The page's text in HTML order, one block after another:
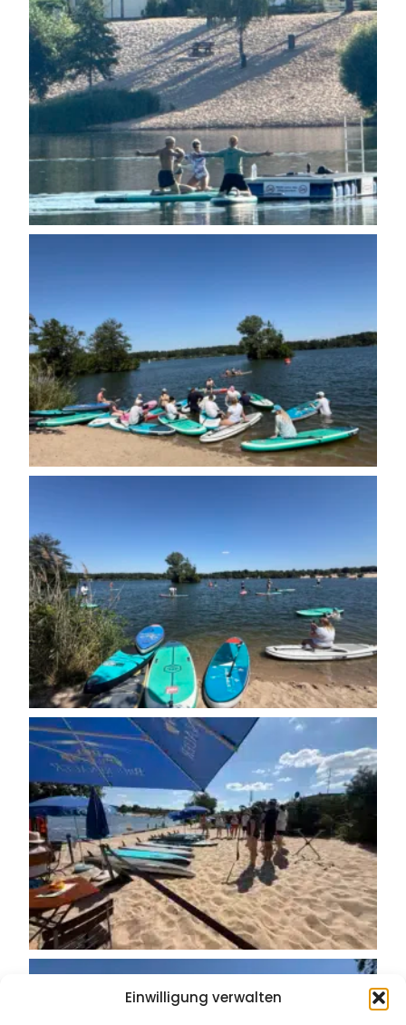
Einwilligung verwalten
Wir verwenden Cookies und ähnliche Technologien, um unsere Website
technisch bereitzustellen, Inhalte einzubinden und die Nutzung zu
analysieren. Einige Cookies sind technisch erforderlich. Andere werden nur mit
deiner Einwilligung gesetzt. Du kannst deine Auswahl jederzeit ändern oder
widerrufen.
Akzeptieren
Ablehnen
Einstellungen ansehen
Cookie-RichtlinieDatenschutzerklärungImpressum